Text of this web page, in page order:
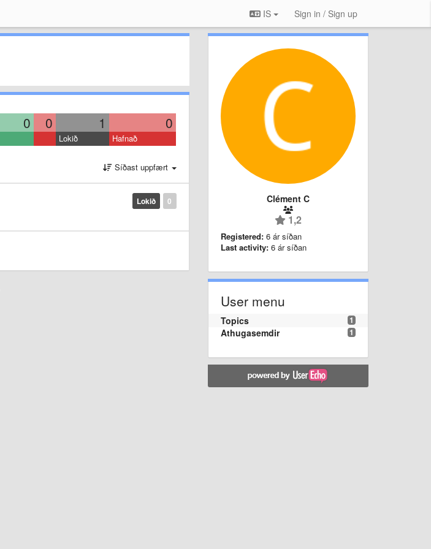
IS Sign in / Sign up
0 0 1 0
Lokið Hafnað
Síðast uppfært
0
Lokið Clément C
1,2
Registered: 6 ár síðan
Last activity: 6 ár síðan
User menu
1
Topics
1
Athugasemdir